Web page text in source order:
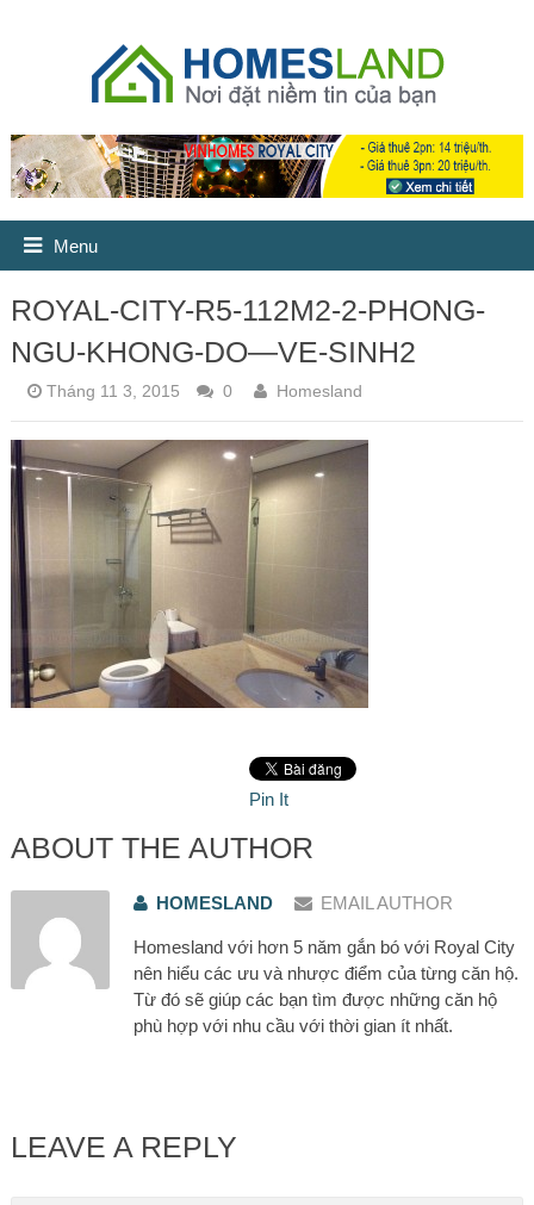
Menu
ROYAL-CITY-R5-112M2-2-PHONG-
NGU-KHONG-DO—VE-SINH2
Tháng 11 3, 2015 0 Homesland
Pin It
ABOUT THE AUTHOR
HOMESLAND EMAIL AUTHOR
Homesland với hơn 5 năm gắn bó với Royal City
nên hiểu các ưu và nhược điểm của từng căn hộ.
Từ đó sẽ giúp các bạn tìm được những căn hộ
phù hợp với nhu cầu với thời gian ít nhất.
LEAVE A REPLY